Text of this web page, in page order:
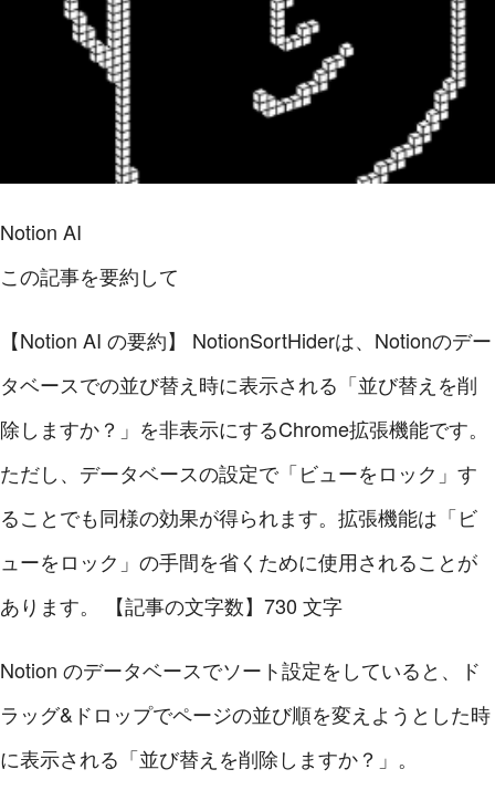
Notion AI
この記事を要約して
【Notion AI の要約】
NotionSortHiderは、Notionのデー
タベースでの並び替え時に表示される「並び替えを削
除しますか？」を非表示にするChrome拡張機能です。
ただし、データベースの設定で「ビューをロック」す
ることでも同様の効果が得られます。拡張機能は「ビ
ューをロック」の手間を省くために使用されることが
あります。
【記事の文字数】730 文字
Notion のデータベースでソート設定をしていると、ド
ラッグ&ドロップでページの並び順を変えようとした時
に表示される「並び替えを削除しますか？」。